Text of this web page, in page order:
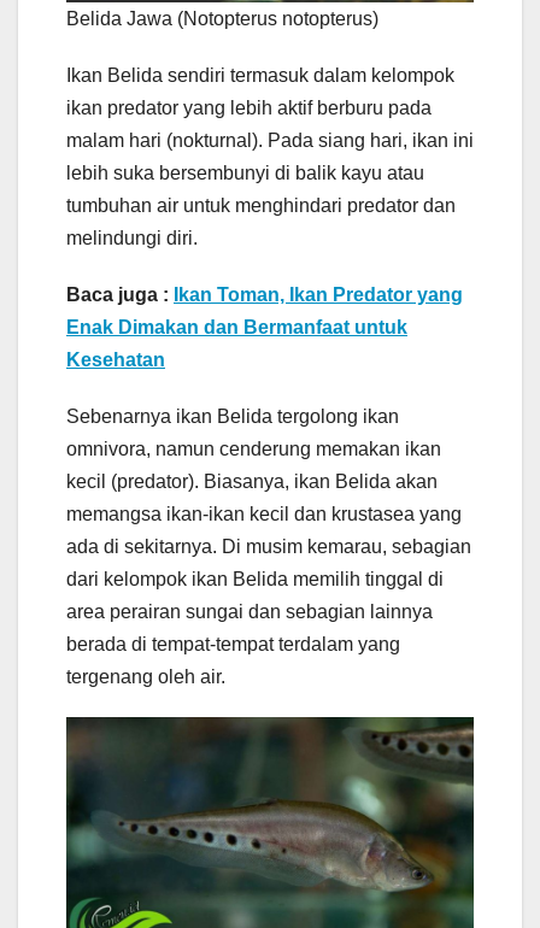
Belida Jawa (Notopterus notopterus)
Ikan Belida sendiri termasuk dalam kelompok
ikan predator yang lebih aktif berburu pada
malam hari (nokturnal). Pada siang hari, ikan ini
lebih suka bersembunyi di balik kayu atau
tumbuhan air untuk menghindari predator dan
melindungi diri.
Baca juga :
Ikan Toman, Ikan Predator yang
Enak Dimakan dan Bermanfaat untuk
Kesehatan
Sebenarnya ikan Belida tergolong ikan
omnivora, namun cenderung memakan ikan
kecil (predator). Biasanya, ikan Belida akan
memangsa ikan-ikan kecil dan krustasea yang
ada di sekitarnya. Di musim kemarau, sebagian
dari kelompok ikan Belida memilih tinggal di
area perairan sungai dan sebagian lainnya
berada di tempat-tempat terdalam yang
tergenang oleh air.